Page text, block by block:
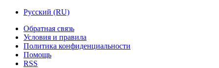
Русский (RU)
Обратная связь
Условия и правила
Политика конфиденциальности
Помощь
RSS